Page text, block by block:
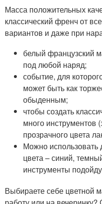
Масса положительных
классический френч от
вариантов и даже при
белый французский
под любой наряд;
событие, для
может быть как
обыденным;
чтобы создать
много инструментов
прозрачного цвета
Можно использовать
цвета – синий,
инструменты
Выбираете себе цветной